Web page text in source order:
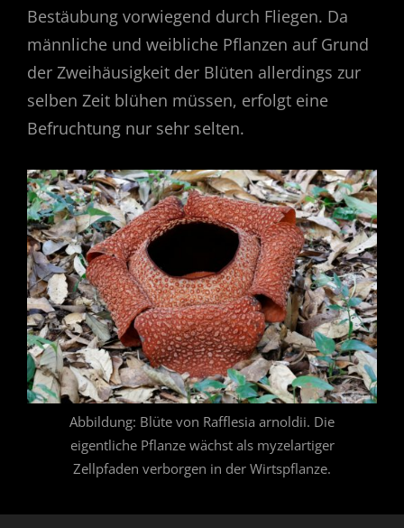
Bestäubung vorwiegend durch Fliegen. Da
männliche und weibliche Pflanzen auf Grund
der Zweihäusigkeit der Blüten allerdings zur
selben Zeit blühen müssen, erfolgt eine
Befruchtung nur sehr selten.
Abbildung: Blüte von Rafflesia arnoldii. Die
eigentliche Pflanze wächst als myzelartiger
Zellpfaden verborgen in der Wirtspflanze.